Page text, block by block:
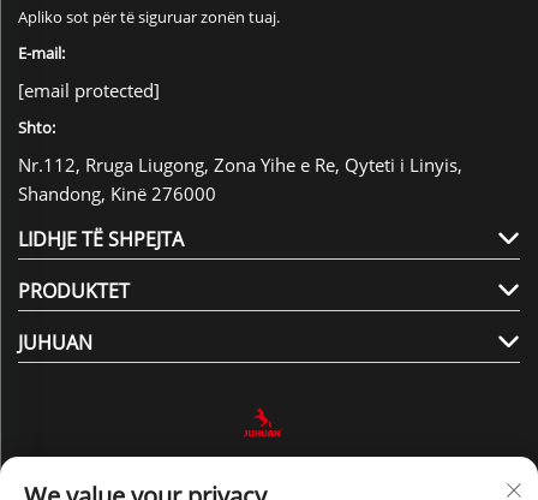
Apliko sot për të siguruar zonën tuaj.
E-mail:
[email protected]
Shto:
Nr.112, Rruga Liugong, Zona Yihe e Re, Qyteti i Linyis,
Shandong, Kinë 276000
LIDHJE TË SHPEJTA
PRODUKTET
JUHUAN